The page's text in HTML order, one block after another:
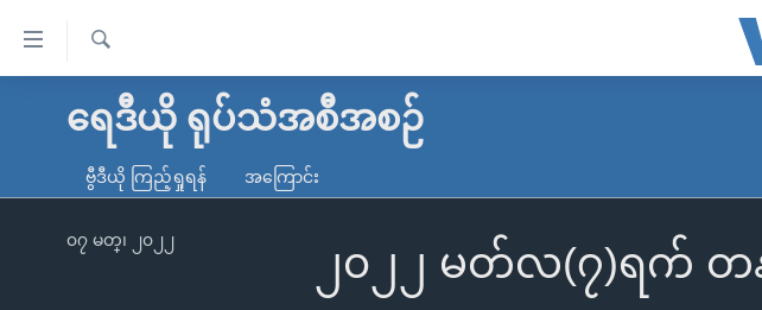
လွယ်ကူ
သည့်
မူလစာမျက်နှာ
ကမ္ဘာ့သတင်းများ
နိုင်ငံတကာ
ရ
ရေဒီယို ရုပ်သံအစီအစဉ်
ဗွီဒီယို ကြည့်ရှုရန် အကြောင်း
၂၀၂၂ မတ်လ(၇)ရက် တ
၀၇ မတ္၊ ၂၀၂၂